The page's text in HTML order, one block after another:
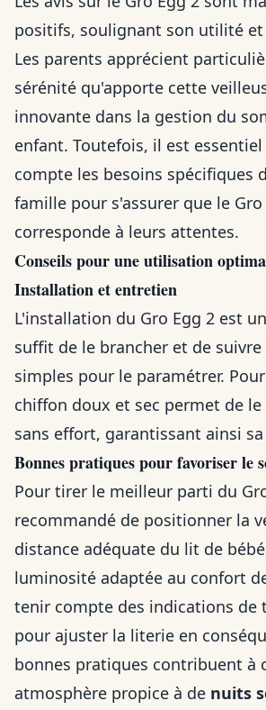
positifs, soulignant son utilité
Les parents apprécient
sérénité qu'apporte cette
innovante dans la gestion du
enfant. Toutefois, il est
compte les besoins spécifiques
famille pour s'assurer que le Gro
corresponde à leurs attentes.
Conseils pour une utilisation
Installation et entretien
L'installation du Gro Egg 2 est
suffit de le brancher et de
simples pour le paramétrer.
chiffon doux et sec permet de
sans effort, garantissant ainsi
Bonnes pratiques pour favoriser le
Pour tirer le meilleur parti du
recommandé de positionner la
distance adéquate du lit de
luminosité adaptée au confort
tenir compte des indications de
pour ajuster la literie en
bonnes pratiques contribuent à
atmosphère propice à de nuits